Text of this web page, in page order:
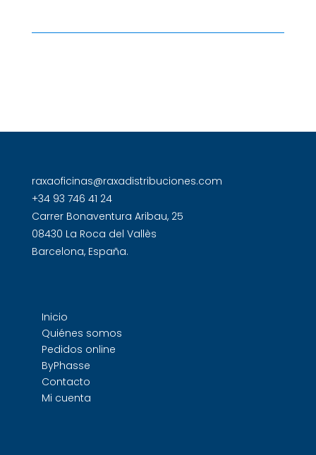
raxaoficinas@raxadistribuciones.com
+34 93 746 41 24
Carrer Bonaventura Aribau, 25
08430 La Roca del Vallès
Barcelona, España.
Inicio
Quiénes somos
Pedidos online
ByPhasse
Contacto
Mi cuenta